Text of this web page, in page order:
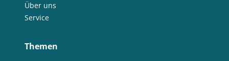
Über uns
Service
Themen